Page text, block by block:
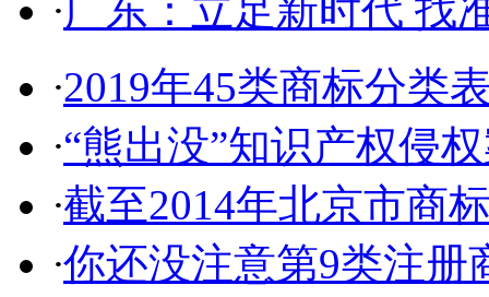
·广东：立足新时代 找
·2019年45类商标分类
·“熊出没”知识产权侵
·截至2014年北京市商
·你还没注意第9类注册